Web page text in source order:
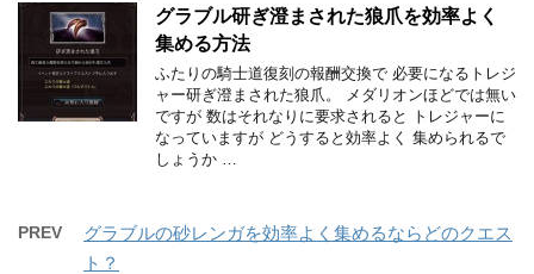
グラブル研ぎ澄まされた狼爪を効率よく
集める方法
ふたりの騎士道復刻の報酬交換で 必要になるトレジ
ャー研ぎ澄まされた狼爪。 メダリオンほどでは無い
ですが 数はそれなりに要求されると トレジャーに
なっていますが どうすると効率よく 集められるで
しょうか …
PREV
グラブルの砂レンガを効率よく集めるならどのクエス
ト？